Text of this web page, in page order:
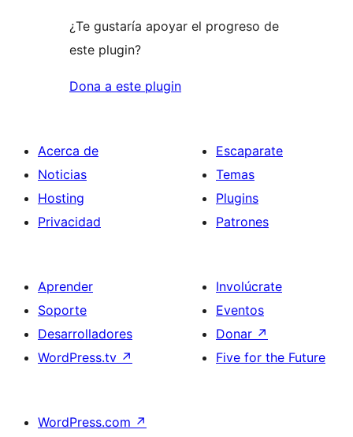
¿Te gustaría apoyar el progreso de
este plugin?
Dona a este plugin
Acerca de
Noticias
Hosting
Privacidad
Escaparate
Temas
Plugins
Patrones
Aprender
Soporte
Desarrolladores
WordPress.tv ↗
Involúcrate
Eventos
Donar ↗
Five for the Future
WordPress.com ↗